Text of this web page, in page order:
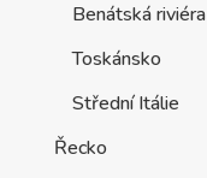
Benátská riviéra
Toskánsko
Střední Itálie
Řecko